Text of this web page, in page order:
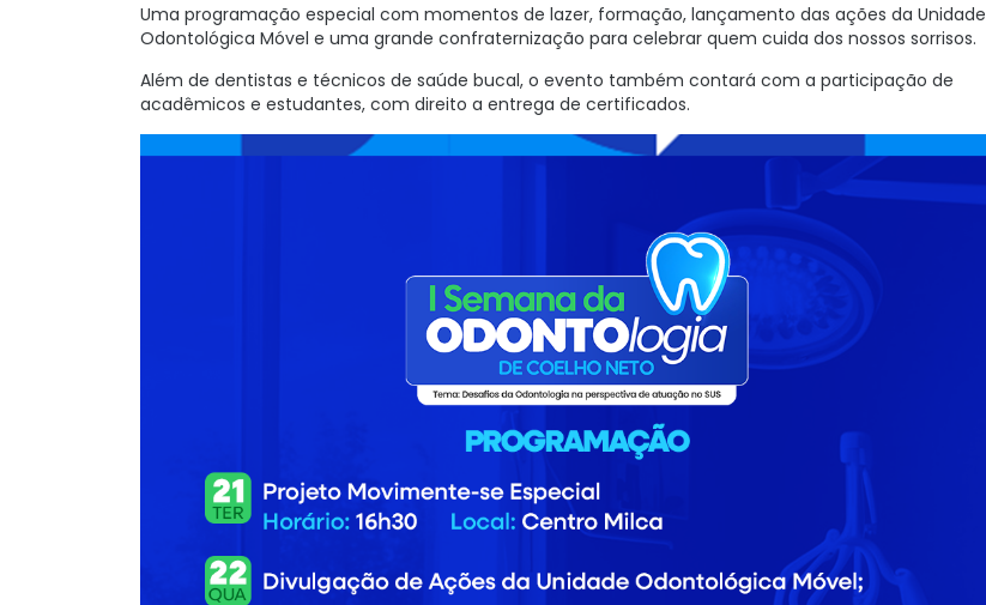
Uma programação especial com momentos de lazer, formação, lançamento das ações da Unidade
Odontológica Móvel e uma grande confraternização para celebrar quem cuida dos nossos sorrisos.
Além de dentistas e técnicos de saúde bucal, o evento também contará com a participação de
acadêmicos e estudantes, com direito a entrega de certificados.